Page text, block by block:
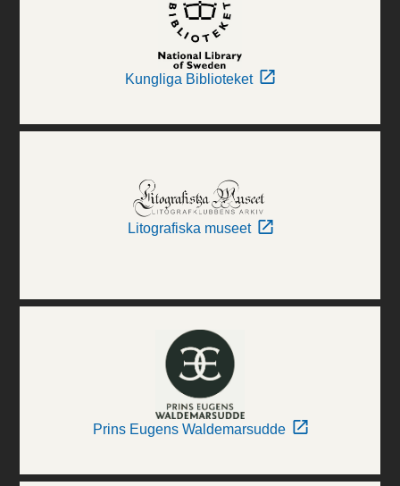
Kungliga Biblioteket
Litografiska museet
Prins Eugens Waldemarsudde